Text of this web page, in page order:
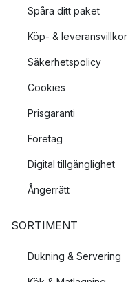
Spåra ditt paket
Köp- & leveransvillkor
Säkerhetspolicy
Cookies
Prisgaranti
Företag
Digital tillgänglighet
Ångerrätt
SORTIMENT
Dukning & Servering